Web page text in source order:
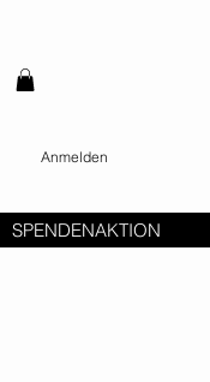
Anmelden
SPENDENAKTION